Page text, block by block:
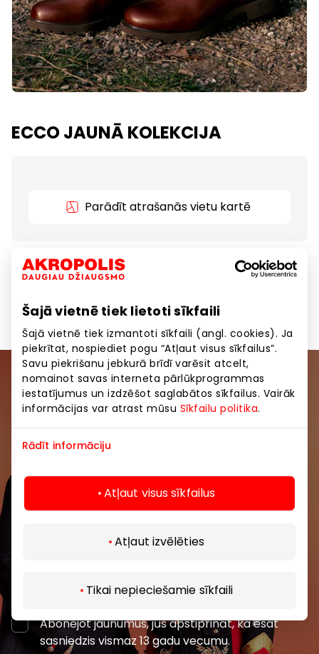
Šajā vietnē tiek lietoti sīkfaili
Šajā vietnē tiek izmantoti sīkfaili (angl. cookies). Ja
piekrītat, nospiediet pogu “Atļaut visus sīkfailus”.
Savu piekrišanu jebkurā brīdī varēsit atcelt,
nomainot savas interneta pārlūkprogrammas
iestatījumus un izdzēšot saglabātos sīkfailus. Vairāk
informācijas var atrast mūsu Sīkfailu politika.
Rādīt informāciju
Atļaut visus sīkfailus
Atļaut izvēlēties
Tikai nepieciešamie sīkfaili
ECCO JAUNĀ KOLEKCIJA
Parādīt atrašanās vietu kartē
Jaunā ECCO apavu kolekcija ir klāt! Apmeklē ECCO
veikalu un pielaiko sezonas ērtākos modeļus jau
Pievienojieties mūsu kopienai
pasākumiem un jaunāko informāciju iepirkšanās un
izklaides centros “AKROPOLE Alfa” un “AKROPOLE
Rīga”.
Abonējot jaunumus, jūs apstiprināt, ka esat
sasniedzis vismaz 13 gadu vecumu.